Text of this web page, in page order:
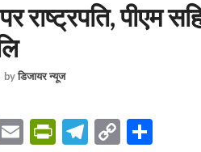
पीएम
byडिजायर न्यूज
E
P
T
C